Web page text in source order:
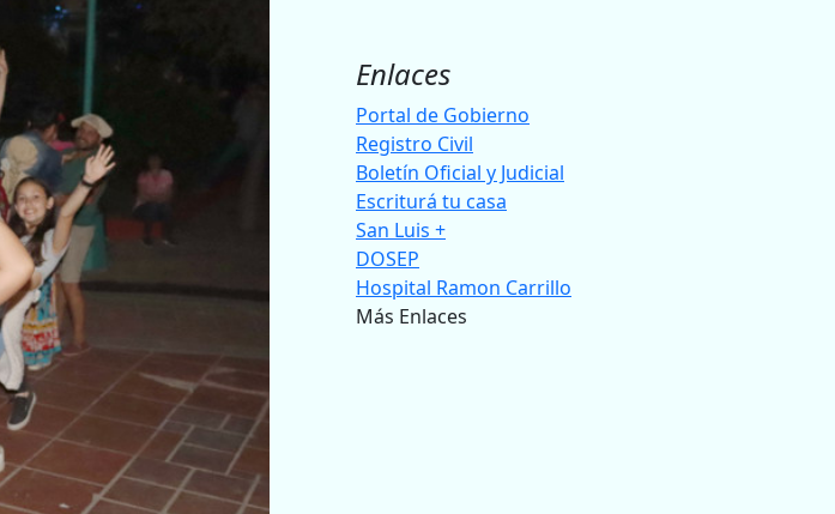
Enlaces
Portal de Gobierno
Registro Civil
Boletín Oficial y Judicial
Escriturá tu casa
San Luis +
DOSEP
Hospital Ramon Carrillo
Más Enlaces